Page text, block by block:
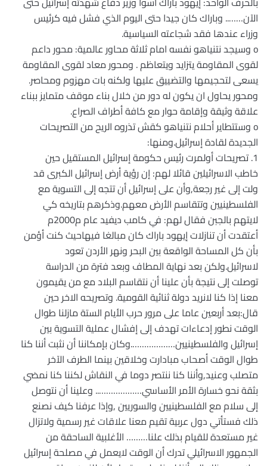
الآن…….. وباراك كان جيدا حتى اليوم الذي فشل فيه كرئيس
وزراء عندها فقد شجاعته السياسية.
o وسيجد نتنياهو نفسه امام ثلاثة محاور عالمية: محور داعم
لقوى المقاومة يتزايد ويتعاظم . ومحور معاد لقوى المقاومة
يسعى لتحجيمها والتضييق عليها ولكنه بات مهزوم ومحاصر.
ومحور يحاول ان يكون له دور من خلال بناء موقف متمايز ببناء
علاقة وثيقة وإقامة حوار مع كافة أطراف الصراع.
o وستتطاير أحلام نتنياهو كقش تذروه الريح من التصريحات
الجديدة لقادة إسرائيل.ومنها:
1. تصريحات أولمرت رئيس حكومة إسرائيل المستقيل حين
خاطب الاسرائيلين قائلا لهم: إن رؤية أرض إسرائيل الكبرى قد
ولت إلى غير رجعة,وأن على إسرائيل أن تتجه إلى التسوية مع
الفلسطينيين وتتقاسم الأرض معهم.وذكرهم بتاريخه كي
لايتهم بالجبن فقال لهم: في كامب ديفيد عام م2000م
أعتقدت أن تنازلات إيهود باراك كان مبالغا فيهاحيث كنت أؤمن
بأن كل المساحة الواقعة بين البحر ونهر الأردن تعود
لاسرائيل.ولكن بعد نهاية المطاف وبعد فترة من الدراسة
توصلت إلى نتيجة بأن علينا أن نتقاسم البلاد مع من يقيمون
معنا إذا كنا لانريد دولة ثنائية القومية. وتصريحه الاخر حين
قال:بعد أربعين عاما على مرور حرب الأيام الستة مازلنا طوال
الوقت نطور إدعاءات تهدف إلى إفشال عملية التسوية بين
إسرائيل والفلسطينيين……………….وكان بإمكاننا أن نثبت أننا كنا
طوال الوقت أصحاب مبادارت وخلاقين بينما الطرف الآخر
متصلب وعنيد,وأننا كنا ننتصر دوما في النقاش لكننا كنا نمضي
بثقة نحو خسارة الأمر الأساسي……………….. وعلينا أن نتوصل
إلى سلام مع الفلسطينيين والسوريين ,وإذا عرفنا كيف نصنع
ذلك فستأتي دول عربية تقيم معنا علاقات غير رسمية ولاتزال
غير مستعدة للقيام بذلك علنا……… الأغلبية الساحقة من
الجمهور الاسرائيلي تدرك أن الوقت لايعمل في مصلحة إسرائيل